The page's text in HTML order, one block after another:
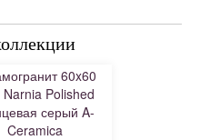
60x60
Polished
серый A-
Ceramica